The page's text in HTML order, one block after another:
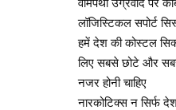
वामपंथी उग्रवाद पर
लॉजिस्टिकल सपोर्ट
हमें देश की कोस्टल
लिए सबसे छोटे और सबसे
नजर होनी चाहिए
नारकोटिक्स न सिर्फ देश